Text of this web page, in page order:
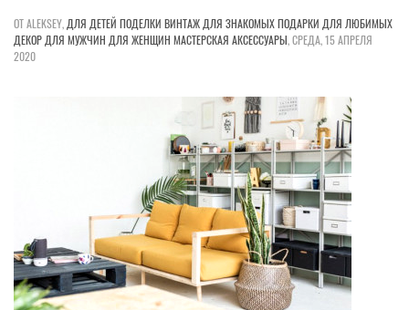
ОТ ALEKSEY, ДЛЯ ДЕТЕЙ ПОДЕЛКИ ВИНТАЖ ДЛЯ ЗНАКОМЫХПОДАРКИ ДЛЯ ЛЮБИМЫХ
ДЕКОР ДЛЯ МУЖЧИН ДЛЯ ЖЕНЩИН МАСТЕРСКАЯ АКСЕССУАРЫ,СРЕДА, 15 АПРЕЛЯ
2020